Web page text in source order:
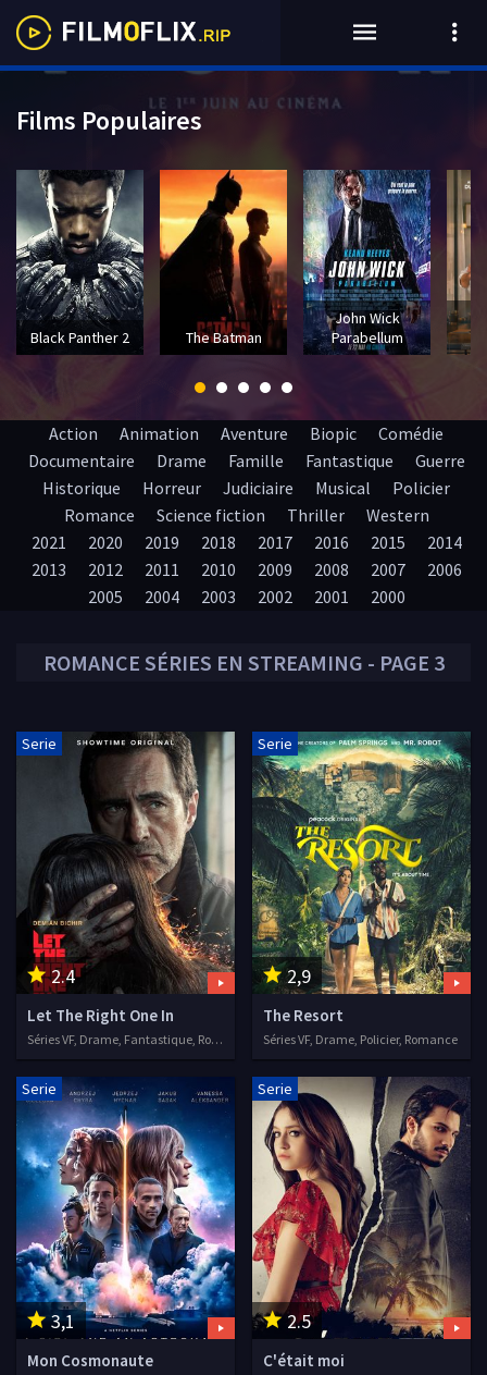
ROMANCE SÉRIES EN STREAMING - PAGE 3
2.4
Serie
Let The Right One In
Séries VF, Drame, Fantastique, Romance
2,9
Serie
The Resort
Séries VF, Drame, Policier, Romance
3,1
Serie
Mon Cosmonaute
2.5
Serie
C'était moi
Action Animation Aventure Biopic
Comédie
Documentaire
Drame Famille Fantastique
Guerre
Historique
Horreur Judiciaire Musical
Policier
Romance
Science fiction Thriller
Western
2021
2020 2019 2018 2017 2016 2015
2014
2013
2012 2011 2010 2009 2008 2007
2006
2005
2004 2003 2002 2001 2000
Films Populaires
Black Panther 2 The Batman
John Wick
Parabellum